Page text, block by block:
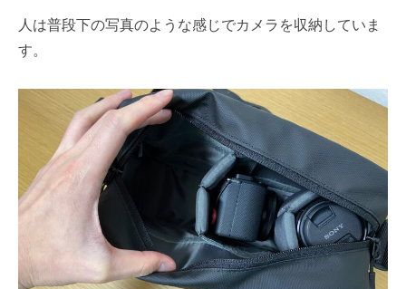
人は普段下の写真のような感じでカメラを収納していま
す。